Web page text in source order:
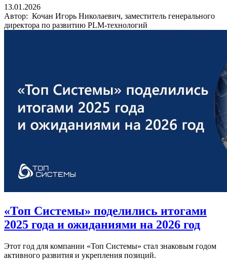
13.01.2026
Автор: Кочан Игорь Николаевич, заместитель генерального
директора по развитию PLM-технологий
«Топ Системы» поделились итогами
2025 года и ожиданиями на 2026 год
Этот год для компании «Топ Системы» стал знаковым годом
активного развития и укрепления позиций.